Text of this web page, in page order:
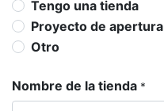
Tengo una tienda
Proyecto de apertura
Otro
Nombre de la tienda *